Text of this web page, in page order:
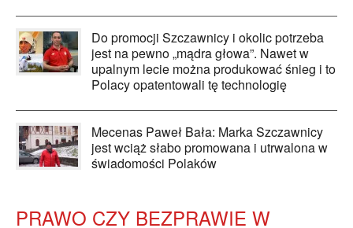
Do promocji Szczawnicy i okolic potrzeba
jest na pewno „mądra głowa”. Nawet w
upalnym lecie można produkować śnieg i to
Polacy opatentowali tę technologię
Mecenas Paweł Bała: Marka Szczawnicy
jest wciąż słabo promowana i utrwalona w
świadomości Polaków
PRAWO CZY BEZPRAWIE W